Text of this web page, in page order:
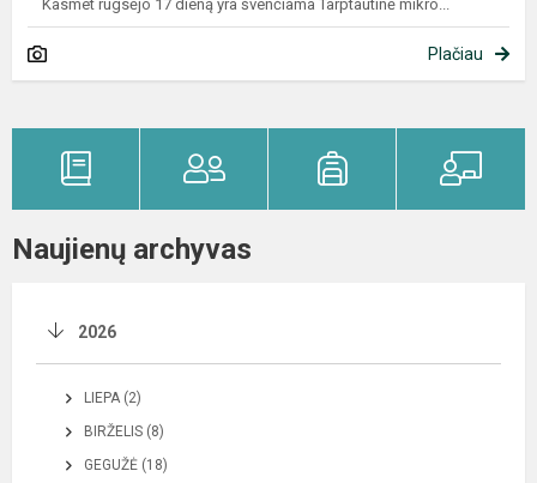
Kasmet rugsėjo 17 dieną yra švenčiama Tarptautinė mikro...
Plačiau
Naujienų archyvas
2026
LIEPA (2)
BIRŽELIS (8)
GEGUŽĖ (18)